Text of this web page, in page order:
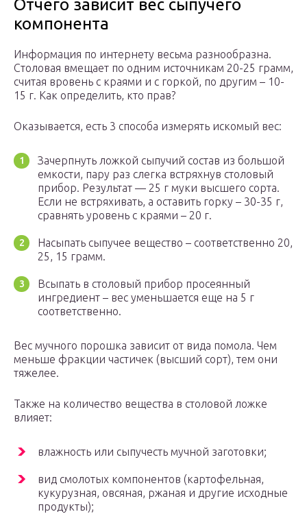
Отчего зависит вес сыпучего
компонента
Информация по интернету весьма разнообразна.
Столовая вмещает по одним источникам 20-25 грамм,
считая вровень с краями и с горкой, по другим – 10-
15 г. Как определить, кто прав?
Оказывается, есть 3 способа измерять искомый вес:
Зачерпнуть ложкой сыпучий состав из большой
емкости, пару раз слегка встряхнув столовый
прибор. Результат — 25 г муки высшего сорта.
Если не встряхивать, а оставить горку – 30-35 г,
сравнять уровень с краями – 20 г.
Насыпать сыпучее вещество – соответственно 20,
25, 15 грамм.
Всыпать в столовый прибор просеянный
ингредиент – вес уменьшается еще на 5 г
соответственно.
Вес мучного порошка зависит от вида помола. Чем
меньше фракции частичек (высший сорт), тем они
тяжелее.
Также на количество вещества в столовой ложке
влияет:
влажность или сыпучесть мучной заготовки;
вид смолотых компонентов (картофельная,
кукурузная, овсяная, ржаная и другие исходные
продукты);